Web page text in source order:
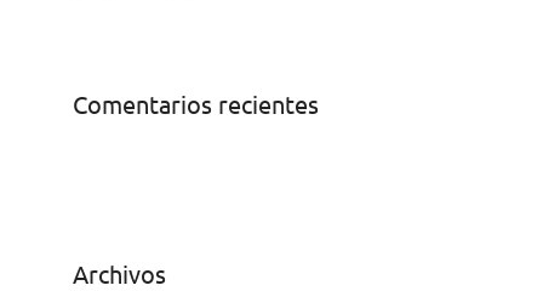
Comentarios recientes
Archivos